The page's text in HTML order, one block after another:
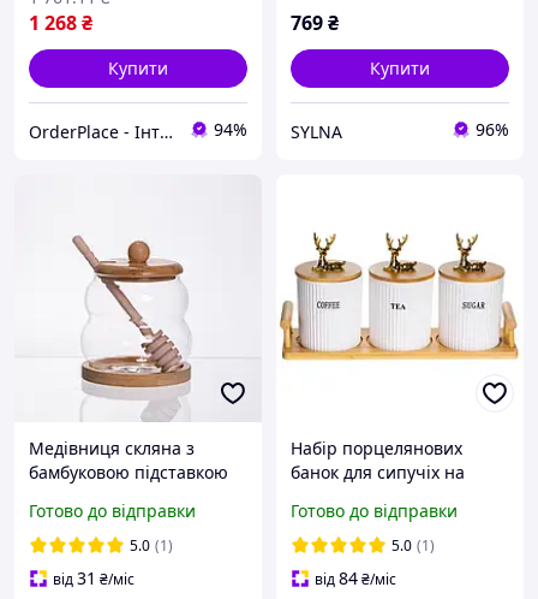
1 268₴
Купити
OrderPlace - Інтернет-магазин товарів для дому 94%
769₴
Купити
SYLNA 96%
Медівниця скляна з
бамбуковою підставкою
для подачі зберігання
меду кухні дому
Готово до відправки
5.0 (1)
від31 ₴/міс
Набір порцелянових
банок для сипучіх на
ручками 3 шт. по 400 мл
для чаю кави цукру
Готово до відправки
5.0 (1)
від84₴/міс